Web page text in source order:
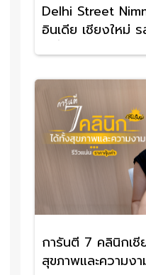
Delhi Street
อินเดีย เชียงใหม่
การันตี 7 คลินิกเชี
สุขภาพและความง